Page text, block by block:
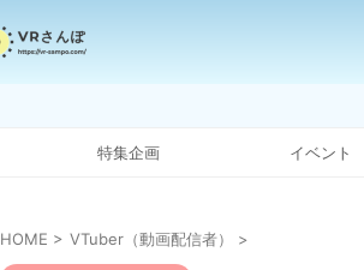
特集企画 イベント
HOME > VTuber（動画配信者） >